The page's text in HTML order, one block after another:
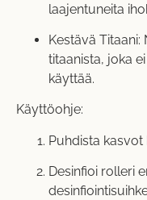
laajentuneita
Kestävä
titaanista, joka
käyttää.
Käyttöohje:
Puhdista kasvot
Desinfioi rolleri